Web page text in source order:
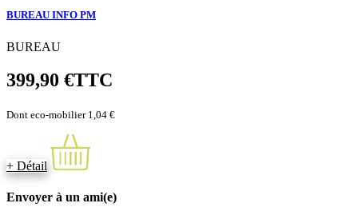
BUREAU INFO PM
BUREAU
399,90 €TTC
Dont eco-mobilier 1,04 €
+ Détail
Envoyer à un ami(e)